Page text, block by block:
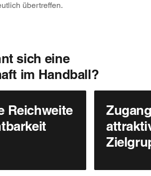
übertreffen.
sich eine
im Handball?
Reichweite